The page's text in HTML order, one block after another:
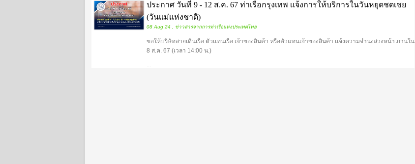
ประกาศ วันที่ 9 - 12 ส.ค. 67 ท่าเรือกรุงเทพ เเจ้งการให้บริการในวันหยุดชดเชย
(วันเเม่เเห่งชาติ)
08 Aug 24 , ข่าวสารจากการท่าเรือแห่งประเทศไทย
ขอให้บริษัทสายเดินเรือ ตัวเเทนเรือ เจ้าของสินค้า หรือตัวแทนเจ้าของสินค้า เเจ้งความจำนงล่วงหน้า ภานใน
8 ส.ค. 67 (เวลา 14:00 น.)
...